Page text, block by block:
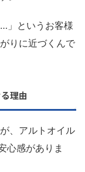
」というお客様
りに近づくんで
理由
、アルトオイル
心感がありま